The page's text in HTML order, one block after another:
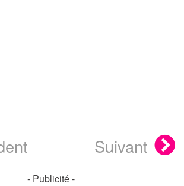
Suivant
- Publicité -